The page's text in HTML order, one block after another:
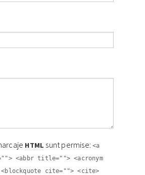
HTML sunt permise:<a
<abbr title=""> <acronym
cite=""> <cite>